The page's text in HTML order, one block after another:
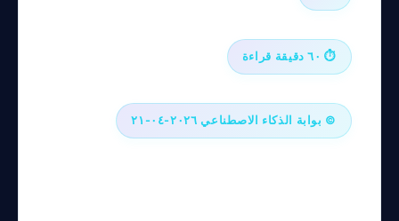
⏱ ٦٠ دقيقة قراءة
© بوابة الذكاء الاصطناعي ٢٠٢٦-٠٤-٢١